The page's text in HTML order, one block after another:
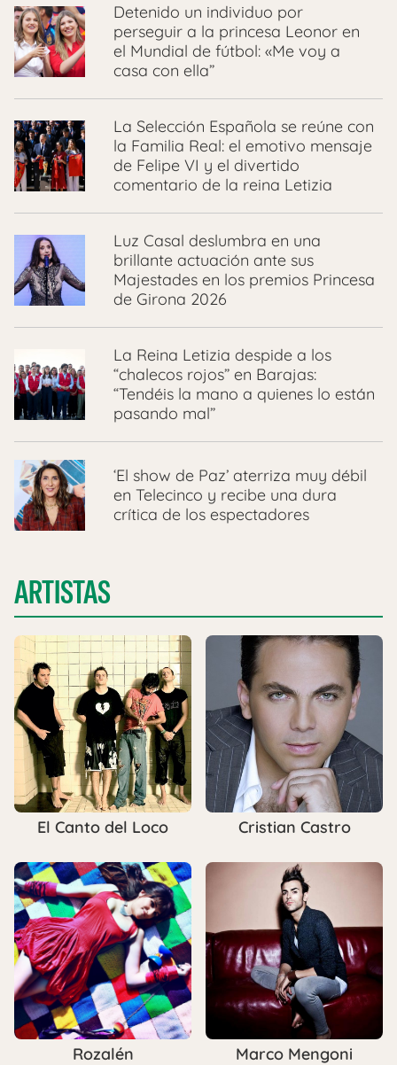
Detenido un individuo por
perseguir a la princesa Leonor en
el Mundial de fútbol: «Me voy a
casa con ella”
La Selección Española se reúne con
la Familia Real: el emotivo mensaje
de Felipe VI y el divertido
comentario de la reina Letizia
Luz Casal deslumbra en una
brillante actuación ante sus
Majestades en los premios Princesa
de Girona 2026
La Reina Letizia despide a los
“chalecos rojos” en Barajas:
“Tendéis la mano a quienes lo están
pasando mal”
‘El show de Paz’ aterriza muy débil
en Telecinco y recibe una dura
crítica de los espectadores
ARTISTAS
El Canto del Loco Cristian Castro
Rozalén Marco Mengoni